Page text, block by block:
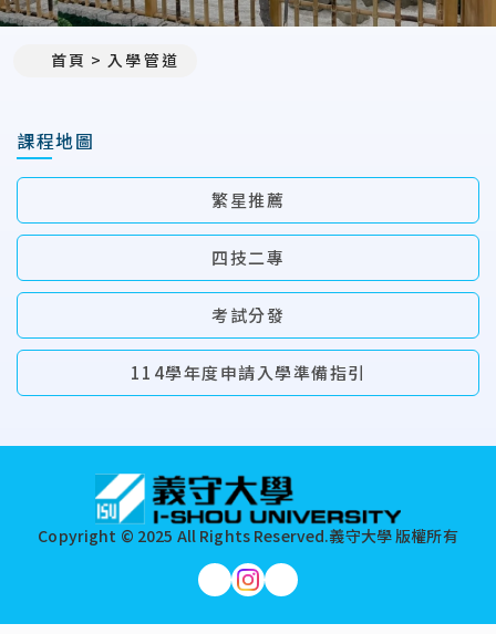
首頁 入學管道
課程地圖
繁星推薦
四技二專
考試分發
114學年度申請入學準備指引
Copyright © 2025 All Rights Reserved.義守大學 版權所有